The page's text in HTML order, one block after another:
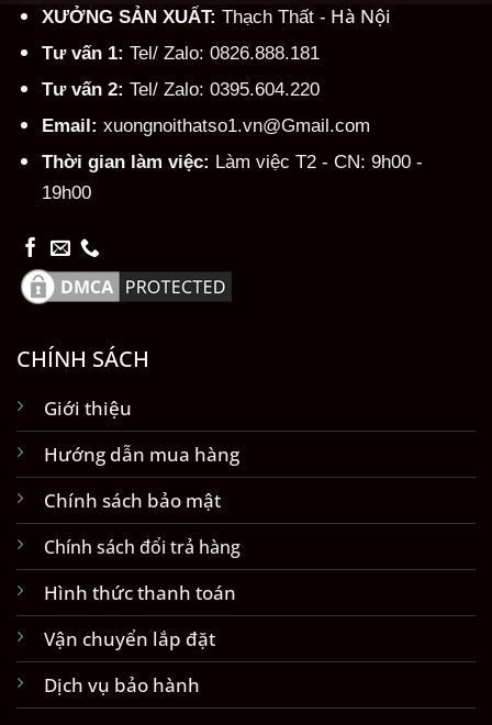
XƯỞNG SẢN XUẤT: Thạch Thất - Hà Nội
Tư vấn 1: Tel/ Zalo: 0826.888.181
Tư vấn 2: Tel/ Zalo: 0395.604.220
Email: xuongnoithatso1.vn@Gmail.com
Thời gian làm việc: Làm việc T2 - CN: 9h00 -
19h00
CHÍNH SÁCH
Giới thiệu
Hướng dẫn mua hàng
Chính sách bảo mật
Chính sách đổi trả hàng
Hình thức thanh toán
Vận chuyển lắp đặt
Dịch vụ bảo hành